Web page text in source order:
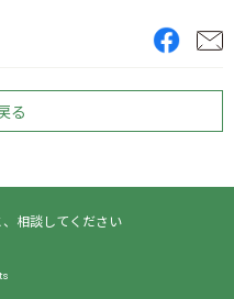
る
相談してください